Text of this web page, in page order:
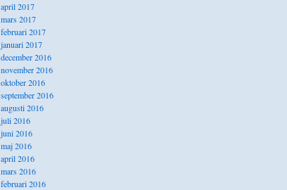
april 2017
mars 2017
februari 2017
januari 2017
december 2016
november 2016
oktober 2016
september 2016
augusti 2016
juli 2016
juni 2016
maj 2016
april 2016
mars 2016
februari 2016